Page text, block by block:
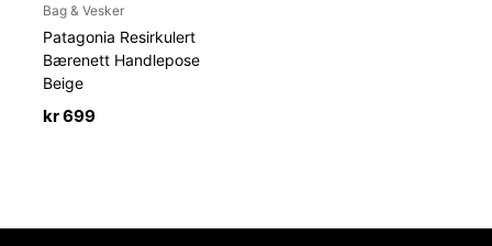
Bag & Vesker
Patagonia Resirkulert
Bærenett Handlepose
Beige
kr699